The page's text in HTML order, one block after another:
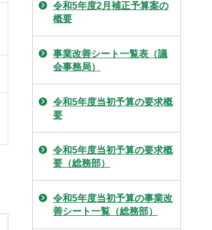
令和5年度2月補正予算案の
概要
事業改善シート一覧表（議
会事務局）
令和5年度当初予算の要求概
要
令和5年度当初予算の要求概
要（総務部）
令和5年度当初予算の事業改
善シート一覧（総務部）